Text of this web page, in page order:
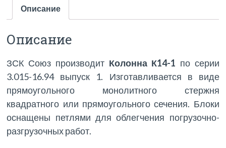
Описание
Описание
ЗСК Союз производит Колонна К14-1 по серии
3.015-16.94 выпуск 1. Изготавливается в виде
прямоугольного монолитного стержня
квадратного или прямоугольного сечения. Блоки
оснащены петлями для облегчения погрузочно-
разгрузочных работ.